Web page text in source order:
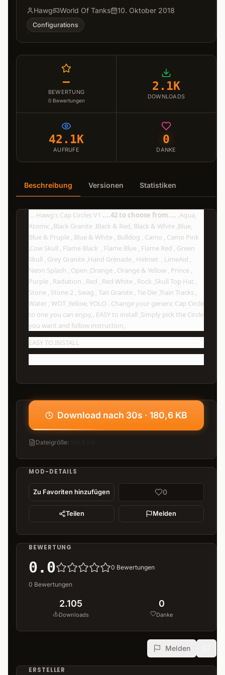
Hawg World Of Tanks 10. Oktober 2018
Configurations
–
BEWERTUNG
0 Bewertungen
2.1K
DOWNLOADS
42.1K
AUFRUFE
0
DANKE
Beschreibung Versionen Statistiken
.... Hawg's Cap Circles V1 ....42 to choose from.... ,Aqua,
Atomic ,Black Granite ,Black & Red, Black & White ,Blue,
Blue & Pruple , Blue & White , Bulldog , Camo , Camo Pink
,Cow Skull , Flame Black , Flame Blue , Flame Red , Green
Skull , Grey Granite ,Hand Grenade , Helmet , LimeAid ,
Neon Splash , Open ,Orange , Orange & Yellow , Prince ,
Purple , Radiation , Red , Red White , Rock ,Skull Top Hat ,
Stone , Stone 2 , Swag , Tan Granite , Tie Die ,Train Tracks ,
Water , WOT ,Yellow, YOLO . Change your generic Cap Circle
to one you can enjoy,. EASY to install ,Simply pick the Circle
you want and follow instruction,
EASY TO INSTALL
Download nach 30s · 180,6 KB
Dateigröße:
MOD-DETAILS
Zu Favoriten hinzufügen 0
Teilen Melden
BEWERTUNG
0.0 0 Bewertungen
0 Bewertungen
2.105
Downloads
0
Danke
Melden
ERSTELLER